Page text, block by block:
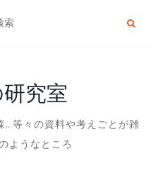
究室
…等々の資料や考えごとが雑
ようなところ